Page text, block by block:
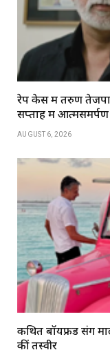
रेप केस में तरुण
सप्ताह में
AUGUST 6, 2026
कथित बॉयफ्रेंड संग
कीं तस्वीरें